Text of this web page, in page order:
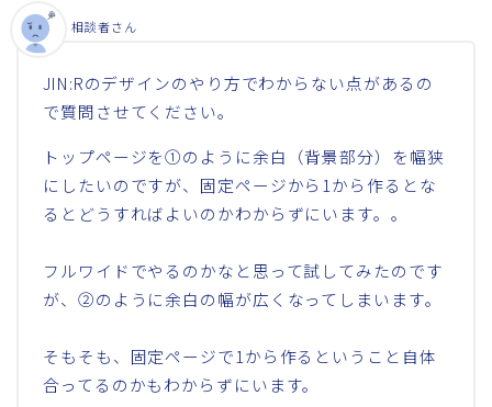
JIN:Rのデザインのやり方でわからない点があるの
で質問させてください。
トップページを①のように余白（背景部分）を幅狭
にしたいのですが、固定ページから1から作るとな
るとどうすればよいのかわからずにいます。。
フルワイドでやるのかなと思って試してみたのです
が、②のように余白の幅が広くなってしまいます。
そもそも、固定ページで1から作るということ自体
合ってるのかもわからずにいます。
相談者さん